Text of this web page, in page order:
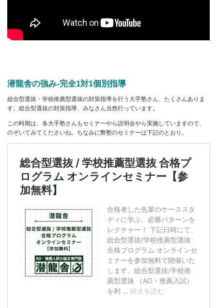
潜龍舎の強み-完全1対1個別指導
総合型選抜・学校推薦型選抜の対策指導を行う大手塾さん、たくさんありま
す。総合型選抜の対策指導、みなさん当然行っています。
この時期は、各大手塾さんもセミナーやら説明会やら実施していますので、
のぞいてみてくださいね。ちなみに弊塾のセミナーは下記のとおり。